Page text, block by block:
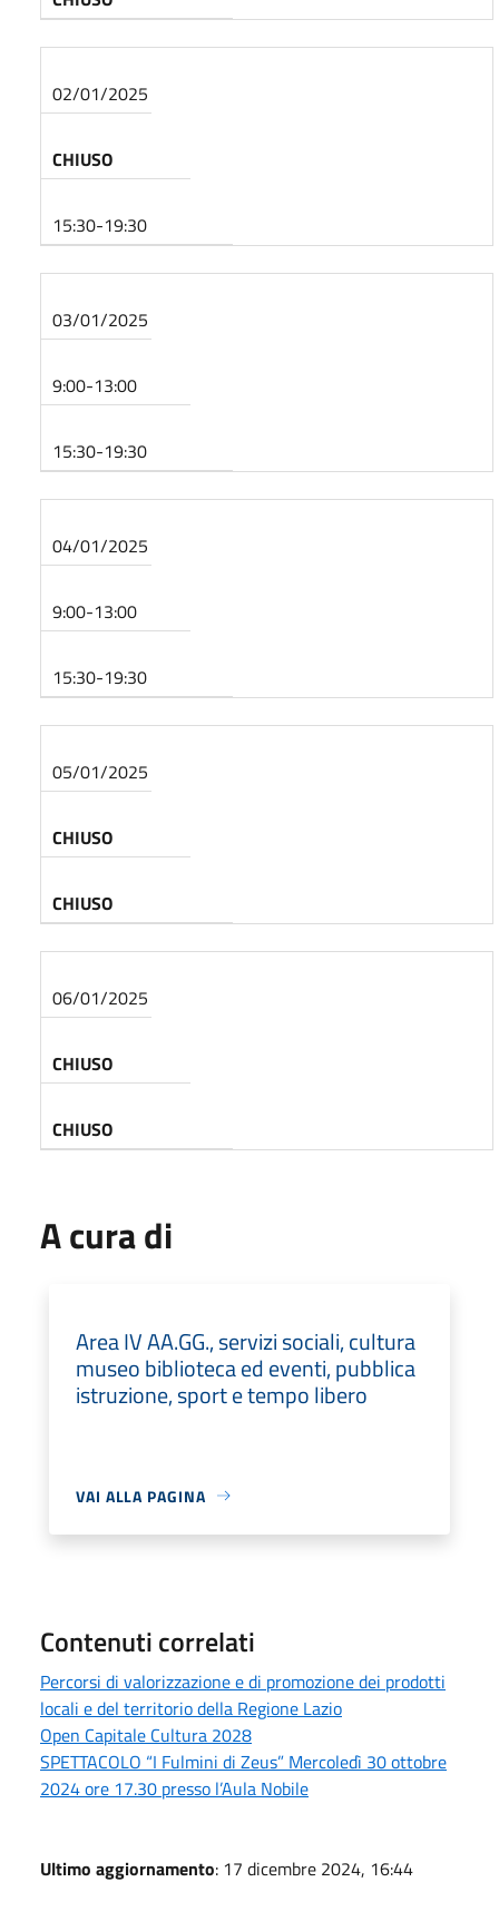
02/01/2025
CHIUSO
15:30-19:30
03/01/2025
9:00-13:00
15:30-19:30
04/01/2025
9:00-13:00
15:30-19:30
05/01/2025
CHIUSO
CHIUSO
06/01/2025
CHIUSO
CHIUSO
A cura di
Area IV AA.GG., servizi sociali, cultura
museo biblioteca ed eventi, pubblica
istruzione, sport e tempo libero
VAI ALLA PAGINA
Contenuti correlati
Percorsi di valorizzazione e di promozione dei prodotti
locali e del territorio della Regione Lazio
Open Capitale Cultura 2028
SPETTACOLO “I Fulmini di Zeus” Mercoledì 30 ottobre
2024 ore 17.30 presso l’Aula Nobile
Ultimo aggiornamento: 17 dicembre 2024, 16:44